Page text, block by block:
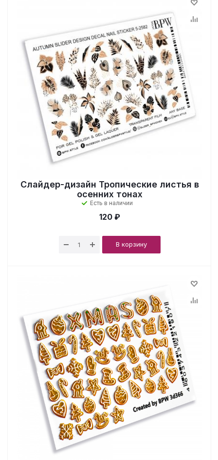
Слайдер-дизайн Тропические листья в
осенних тонах
Есть в наличии
120 ₽
В корзину